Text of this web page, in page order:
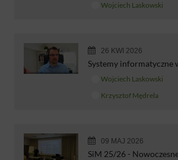
Wojciech Laskowski
26 KWI 2026
Systemy informatyczne
Wojciech Laskowski
Krzysztof Mędrela
09 MAJ 2026
SiM 25/26 -